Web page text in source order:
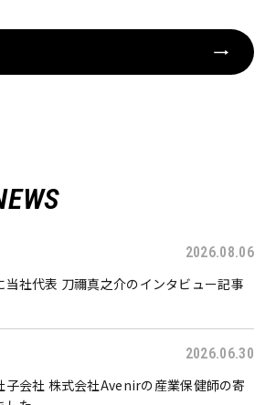
2026.08.06
当社代表 刀禰真之介のインタビュー記事
2026.06.30
子会社 株式会社Avenirの産業保健師の寄